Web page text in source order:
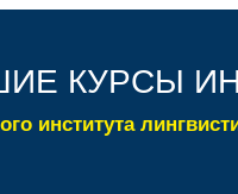
КУРСЫ
института